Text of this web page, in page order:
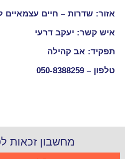
אזור: שדרות – חיים עצמאיים
איש קשר: יעקב דרעי
תפקיד: אב קהילה
טלפון – 050-8388259
מחשבון זכאות